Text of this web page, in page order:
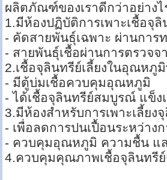
ผลิตภัณฑ์ของเราดีกว่าอย่างไ
1.มีห้องปฏิบัติการเพาะเชื้อจุลิ
- คัดสายพันธุ์เฉพาะ ผ่านการ
- สายพันธุ์เชื้อผ่านการตรวจ
2.เชื้อจุลินทรีย์เลี้ยงในอุณหภู
- มีตู้บ่มเชื้อควบคุมอุณหภูมิ
- ได้เชื้อจุลินทรีย์สมบูรณ์ แข็ง
3.มีห้องสำหรับการเพาะเลี้ยง
- เพื่อลดการปนเปื้อนระหว่างก
- ควบคุมอุณหภูมิ ความชื้น แ
4.ควบคุมคุณภาพเชื้อจุลินทรี